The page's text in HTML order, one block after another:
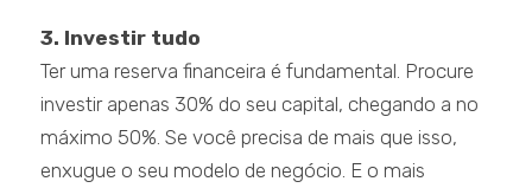
3. Investir tudo
Ter uma reserva financeira é fundamental. Procure
investir apenas 30% do seu capital, chegando a no
máximo 50%. Se você precisa de mais que isso,
enxugue o seu modelo de negócio. E o mais